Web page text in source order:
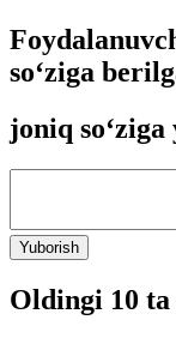
so‘ziga
joniq so‘ziga
Yuborish
Oldingi 10 ta